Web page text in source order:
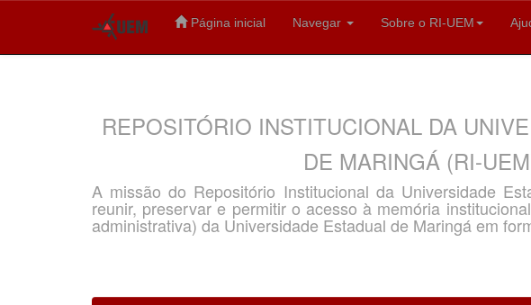
Página inicial Navegar Sobre o RI-UEM
REPOSITÓRIO INSTITUCIONAL DA
DE MARINGÁ (RI-
A missão do Repositório Institucional da Universidade
reunir, preservar e permitir o acesso à memória
administrativa) da Universidade Estadual de Maringá em